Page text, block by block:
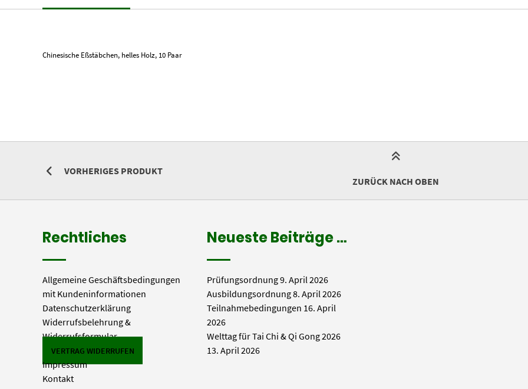
Chinesische Eßstäbchen, helles Holz, 10 Paar
VORHERIGES PRODUKT
ZURÜCK NACH OBEN
Rechtliches
Allgemeine Geschäftsbedingungen
mit Kundeninformationen
Datenschutzerklärung
Widerrufsbelehrung &
Widerrufsformular
VERTRAG WIDERRUFEN
Impressum
Kontakt
Neueste Beiträge …
Prüfungsordnung9. April 2026
Ausbildungsordnung8. April 2026
Teilnahmebedingungen 16. April
2026
Welttag für Tai Chi & Qi Gong 2026
13. April 2026